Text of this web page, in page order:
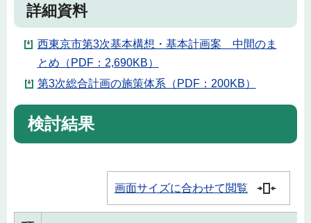
詳細資料
西東京市第3次基本構想・基本計画案 中間のま
とめ（PDF：2,690KB）
第3次総合計画の施策体系（PDF：200KB）
検討結果
画面サイズに合わせて閲覧